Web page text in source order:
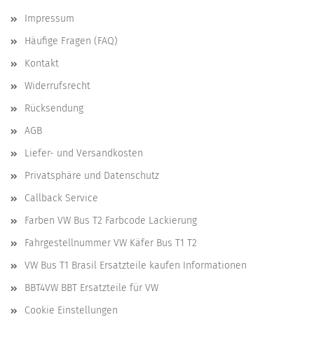
Impressum
Häufige Fragen (FAQ)
Kontakt
Widerrufsrecht
Rücksendung
AGB
Liefer- und Versandkosten
Privatsphäre und Datenschutz
Callback Service
Farben VW Bus T2 Farbcode Lackierung
Fahrgestellnummer VW Käfer Bus T1 T2
VW Bus T1 Brasil Ersatzteile kaufen Informationen
BBT4VW BBT Ersatzteile für VW
Cookie Einstellungen